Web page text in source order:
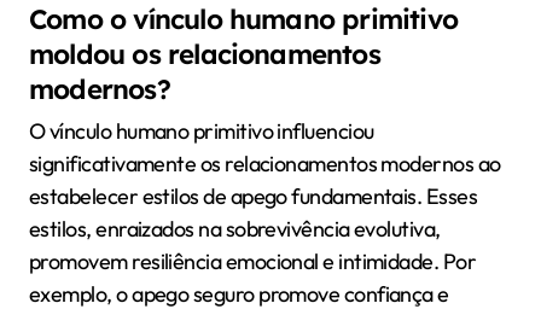
Como o vínculo humano primitivo
moldou os relacionamentos
modernos?
O vínculo humano primitivo influenciou
significativamente os relacionamentos modernos ao
estabelecer estilos de apego fundamentais. Esses
estilos, enraizados na sobrevivência evolutiva,
promovem resiliência emocional e intimidade. Por
exemplo, o apego seguro promove confiança e